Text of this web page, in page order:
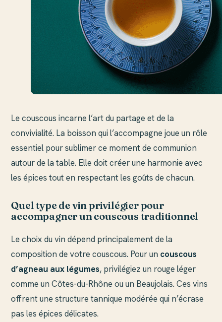
Le couscous incarne l’art du partage et de la
convivialité. La boisson qui l’accompagne joue un rôle
essentiel pour sublimer ce moment de communion
autour de la table. Elle doit créer une harmonie avec
les épices tout en respectant les goûts de chacun.
Quel type de vin privilégier pour
accompagner un couscous traditionnel
Le choix du vin dépend principalement de la
composition de votre couscous. Pour un couscous
d’agneau aux légumes, privilégiez un rouge léger
comme un Côtes-du-Rhône ou un Beaujolais. Ces vins
offrent une structure tannique modérée qui n’écrase
pas les épices délicates.